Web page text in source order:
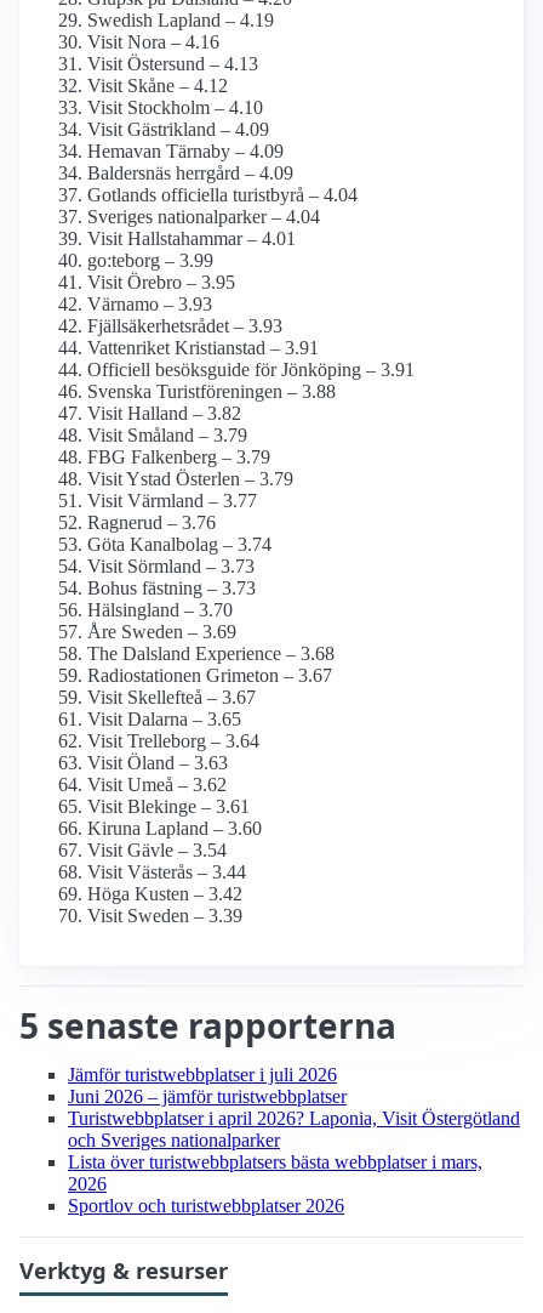
Swedish Lapland – 4.19
Visit Nora – 4.16
Visit Östersund – 4.13
Visit Skåne – 4.12
Visit Stockholm – 4.10
Visit Gästrikland – 4.09
Hemavan Tärnaby – 4.09
Baldersnäs herrgård – 4.09
Gotlands officiella turistbyrå – 4.04
Sveriges nationalparker – 4.04
Visit Hallstahammar – 4.01
go:teborg – 3.99
Visit Örebro – 3.95
Värnamo – 3.93
Fjällsäkerhetsrådet – 3.93
Vattenriket Kristianstad – 3.91
Officiell besöksguide för Jönköping – 3.91
Svenska Turistföreningen – 3.88
Visit Halland – 3.82
Visit Småland – 3.79
FBG Falkenberg – 3.79
Visit Ystad Österlen – 3.79
Visit Värmland – 3.77
Ragnerud – 3.76
Göta Kanalbolag – 3.74
Visit Sörmland – 3.73
Bohus fästning – 3.73
Hälsingland – 3.70
Åre Sweden – 3.69
The Dalsland Experience – 3.68
Radiostationen Grimeton – 3.67
Visit Skellefteå – 3.67
Visit Dalarna – 3.65
Visit Trelleborg – 3.64
Visit Öland – 3.63
Visit Umeå – 3.62
Visit Blekinge – 3.61
Kiruna Lapland – 3.60
Visit Gävle – 3.54
Visit Västerås – 3.44
Höga Kusten – 3.42
Visit Sweden – 3.39
5 senaste rapporterna
Jämför turist­webbplatser i juli 2026
Juni 2026 – jämför turist­webbplatser
Turist­webbplatser i april 2026? Laponia, Visit Östergötland
och Sveriges nationalparker
Lista över turist­webbplatsers bästa webbplatser i mars,
2026
Sportlov och turist­webbplatser 2026
Verktyg & resurser